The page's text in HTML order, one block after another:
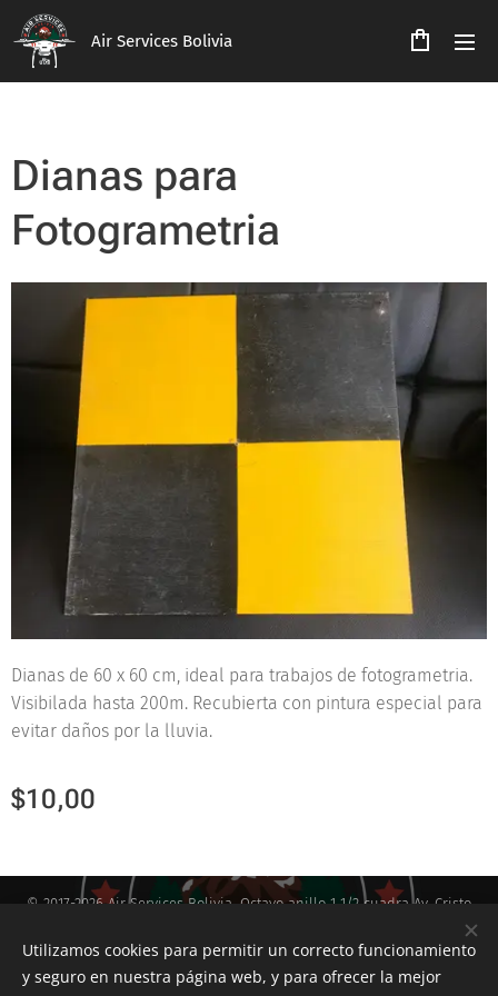
Air Services Bolivia
Dianas para
Fotogrametria
Dianas de 60 x 60 cm, ideal para trabajos de fotogrametria.
Visibilada hasta 200m. Recubierta con pintura especial para
evitar daños por la lluvia.
$10,00
© 2017-2026 Air Services Bolivia, Octavo anillo 1 1/2 cuadra Av. Cristo
Santa Cruz-Bolivia
Servicios Aéreos con Drone
Cookies
Utilizamos cookies para permitir un correcto funcionamiento
y seguro en nuestra página web, y para ofrecer la mejor